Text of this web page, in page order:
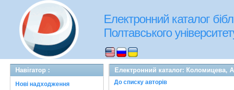
Електронний каталог
Полтавського
Навігатор :
Нові надходження
Електронний каталог: Коломицева,
До списку авторів